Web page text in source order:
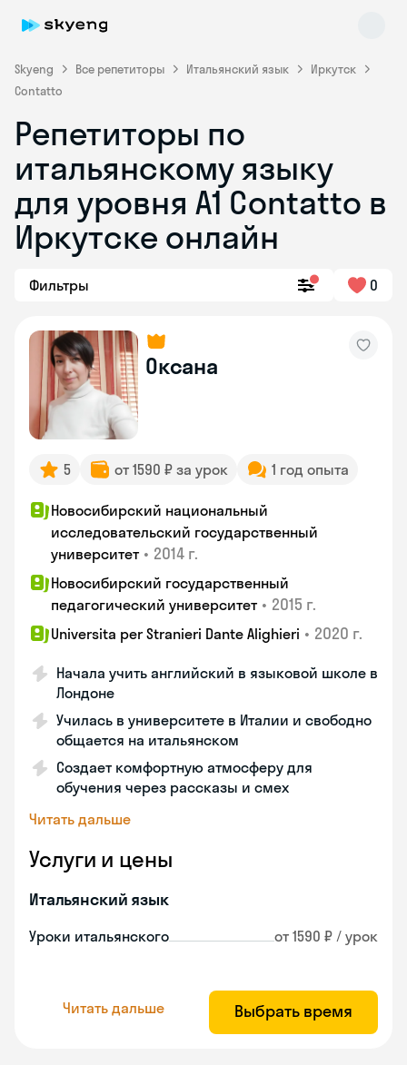
Skyeng Все репетиторы Итальянский язык
Иркутск
Contatto
Репетиторы по
итальянскому языку
для уровня А1 Contatto в
Иркутске онлайн
Фильтры 0
Оксана
5 от 1590 ₽ за урок 1 год опыта
Новосибирский национальный
исследовательский государственный
университет • 2014 г.
Новосибирский государственный
педагогический университет • 2015 г.
Universita per Stranieri Dante Alighieri • 2020 г.
Начала учить английский в языковой школе в
Лондоне
Училась в университете в Италии и свободно
общается на итальянском
Создает комфортную атмосферу для
обучения через рассказы и смех
Читать дальше
Услуги и цены
Итальянский язык
Уроки итальянского от 1590 ₽ / урок
Читать дальше Выбрать время
Skyeng Chat
online